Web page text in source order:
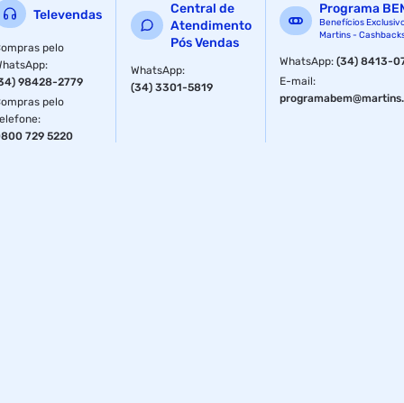
Televendas
pelo
:
98428-2779
pelo
:
729 5220
Central de
Atendimento
Pós Vendas
WhatsApp:
(34) 3301-5819
Programa
Benefícios
Martins -
WhatsApp:(34) 8413-
E-mail: